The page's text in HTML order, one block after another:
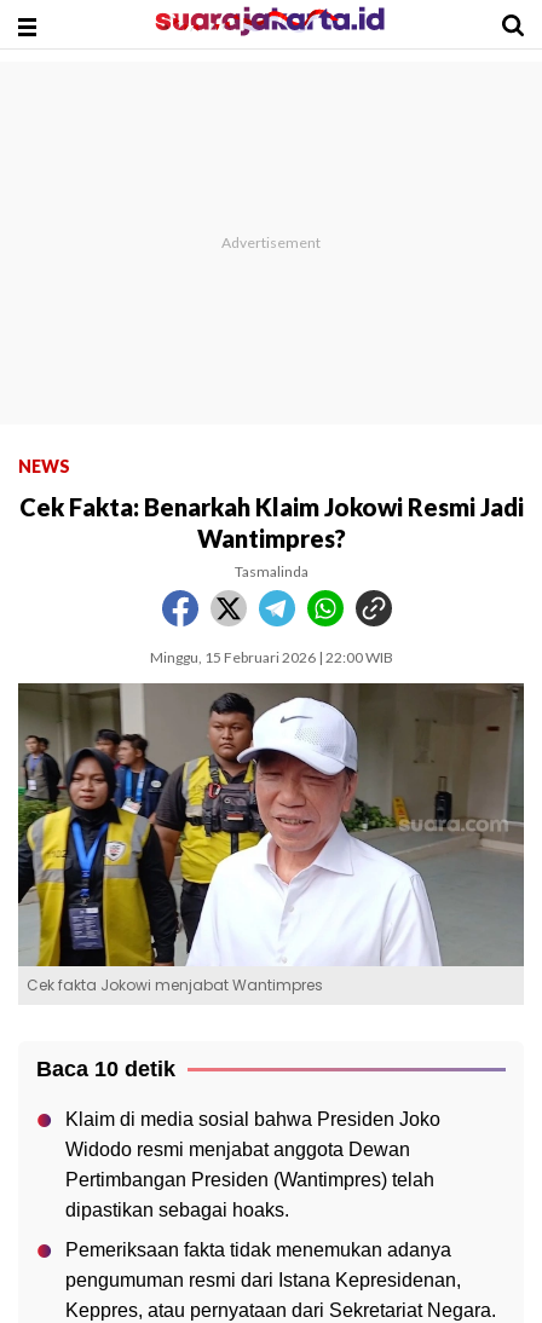
NEWS
Cek Fakta: Benarkah Klaim Jokowi Resmi Jadi
Wantimpres?
Tasmalinda
Minggu, 15 Februari 2026 | 22:00 WIB
Cek fakta Jokowi menjabat Wantimpres
Baca 10 detik
Klaim di media sosial bahwa Presiden Joko
Widodo resmi menjabat anggota Dewan
Pertimbangan Presiden (Wantimpres) telah
dipastikan sebagai hoaks.
Pemeriksaan fakta tidak menemukan adanya
pengumuman resmi dari Istana Kepresidenan,
Keppres, atau pernyataan dari Sekretariat Negara.